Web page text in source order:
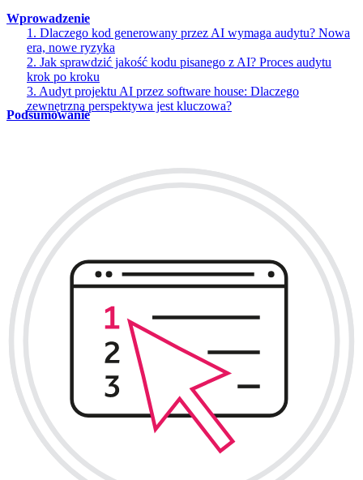
Wprowadzenie
1. Dlaczego kod generowany przez AI wymaga audytu? Nowa
era, nowe ryzyka
2. Jak sprawdzić jakość kodu pisanego z AI? Proces audytu
krok po kroku
3. Audyt projektu AI przez software house: Dlaczego
zewnętrzna perspektywa jest kluczowa?
Podsumowanie